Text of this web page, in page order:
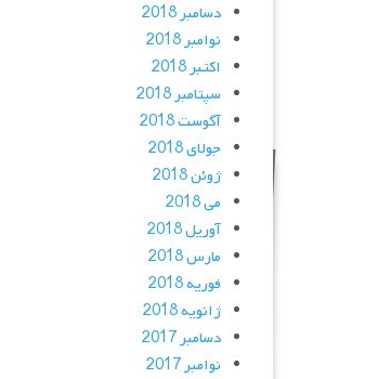
دسامبر 2018
نوامبر 2018
اکتبر 2018
سپتامبر 2018
آگوست 2018
جولای 2018
ژوئن 2018
می 2018
آوریل 2018
مارس 2018
فوریه 2018
ژانویه 2018
دسامبر 2017
نوامبر 2017